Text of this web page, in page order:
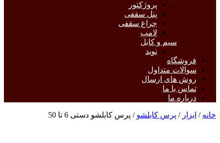
پروژکتور
پنل سقفی
چراغ سقفی
لامپ
سیم و کابل
نوید
فروشگاه
سوالات متداول
روش های ارسال
تماس با ما
درباره ما
خانه / ابزار / پرس کابلشو / پرس کابلشو دستی 6 تا 50